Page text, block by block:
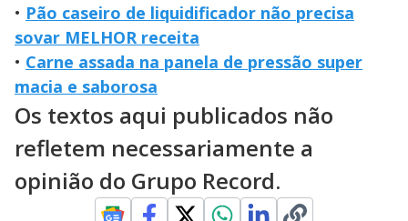
• Pão caseiro de liquidificador não precisa
sovar MELHOR receita
• Carne assada na panela de pressão super
macia e saborosa
Os textos aqui publicados não
refletem necessariamente a
opinião do Grupo Record.